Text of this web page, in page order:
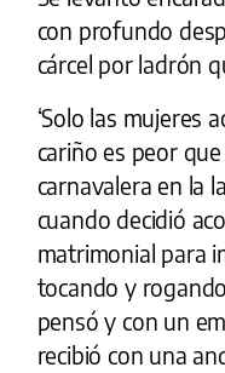
con profundo
cárcel por ladrón
‘Solo las mujeres
cariño es peor
carnavalera en la
cuando decidió
matrimonial para
tocando y
pensó y con un
recibió con una